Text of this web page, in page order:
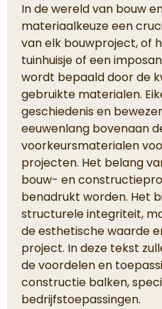
In de wereld van bouw
materiaalkeuze een
van elk bouwproject, of
tuinhuisje of een
wordt bepaald door de
gebruikte materialen.
geschiedenis en
eeuwenlang bovenaan
voorkeursmaterialen
projecten. Het belang
bouw- en
benadrukt worden. Het
structurele integriteit,
de esthetische waarde
project. In deze tekst
de voordelen en
constructie balken,
bedrijfstoepassingen.